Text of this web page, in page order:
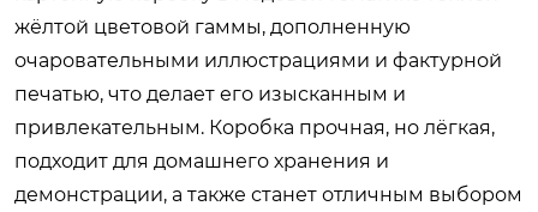
жёлтой цветовой гаммы, дополненную
очаровательными иллюстрациями и фактурной
печатью, что делает его изысканным и
привлекательным. Коробка прочная, но лёгкая,
подходит для домашнего хранения и
демонстрации, а также станет отличным выбором